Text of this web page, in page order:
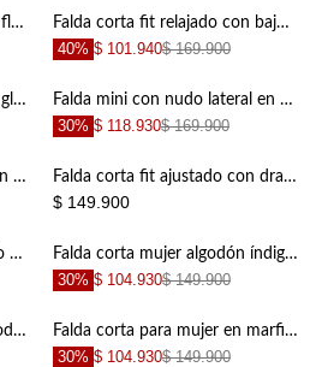
+ +
+ +
+ +
+ +
+
Falda mini en A con bordado floral en lino azul cielo para mujer
+
Falda corta fit relajado con bajo abullonado en encaje blanco para mujer
40% $ 101.940$ 169.900
Falda corta holgada con bajo globo en poliamida coral para mujer Falda mini con nudo lateral en algodón blanco y amarillo para mujer
30% $ 118.930$ 169.900
Falda corta de cintura alta con cintura fruncida en algodón crudo para mujer Falda corta fit ajustado con drapeado lateral en viscosa arena para mujer
$ 149.900
Falda corta corte A con ruedo deshilachado en algodón azul para mujer Falda corta mujer algodón índigo fit recto con deshilachado
30% $ 104.930$ 149.900
Falda larga para mujer en algodón amarillo pastel fit fluido con encaje floral Falda corta para mujer en marfil fit evasé con calado floral
30% $ 104.930$ 149.900